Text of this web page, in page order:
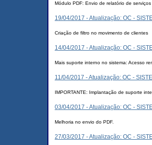
Módulo PDF: Envio de relatório de serviços
19/04/2017 - Atualização: OC -
Criação de filtro no movimento de clientes
14/04/2017 - Atualização: OC -
Mais suporte interno no sistema: Acesso
11/04/2017 - Atualização: OC -
IMPORTANTE: Implantação de suporte
03/04/2017 - Atualização: OC -
Melhoria no envio do PDF.
27/03/2017 - Atualização: OC -